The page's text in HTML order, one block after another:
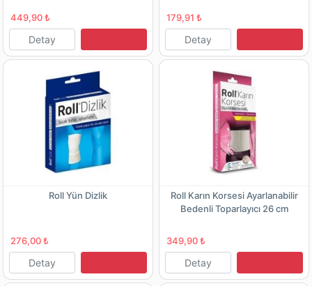
449,90 ₺
Detay
179,91 ₺
Detay
Roll Yün Dizlik
276,00 ₺
Detay
Roll Karın Korsesi Ayarlanabilir
Bedenli Toparlayıcı 26 cm
349,90 ₺
Detay